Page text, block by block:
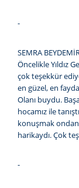
-
SEMRA
Öncelikle Yıldız
çok teşekkür
en güzel, en
Olanı buydu.
hocamız ile
konuşmak
harikaydı. Çok
-